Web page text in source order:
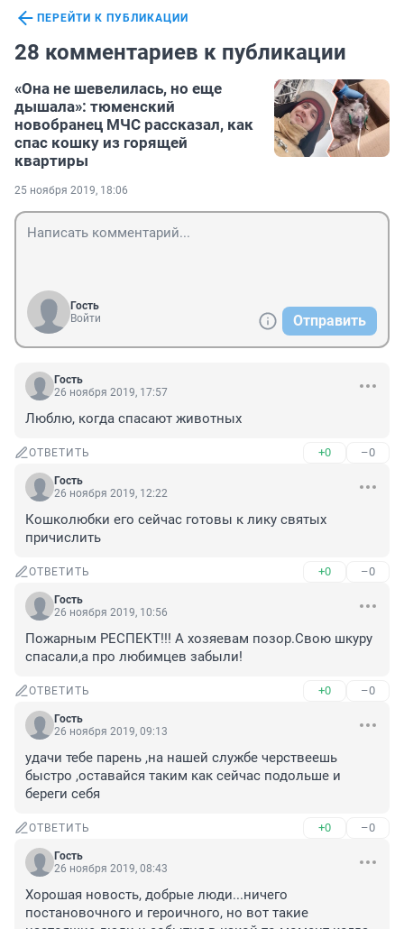
ПЕРЕЙТИ К ПУБЛИКАЦИИ
28 комментариев к публикации
«Она не шевелилась, но еще
дышала»: тюменский
новобранец МЧС рассказал, как
спас кошку из горящей
квартиры
25 ноября 2019, 18:06
Гость
Войти
Отправить
Гость
26 ноября 2019, 17:57
Люблю, когда спасают животных
ОТВЕТИТЬ +0 –0
Гость
26 ноября 2019, 12:22
Кошколюбки его сейчас готовы к лику святых
причислить
ОТВЕТИТЬ +0 –0
Гость
26 ноября 2019, 10:56
Пожарным РЕСПЕКТ!!! А хозяевам позор.Свою шкуру
спасали,а про любимцев забыли!
ОТВЕТИТЬ +0 –0
Гость
26 ноября 2019, 09:13
удачи тебе парень ,на нашей службе черствеешь
быстро ,оставайся таким как сейчас подольше и
береги себя
ОТВЕТИТЬ +0 –0
Гость
26 ноября 2019, 08:43
Хорошая новость, добрые люди...ничего
постановочного и героичного, но вот такие